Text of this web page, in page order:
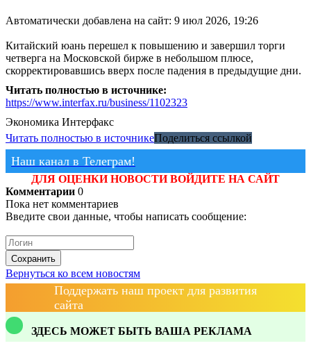
Автоматически добавлена на сайт: 9 июл 2026, 19:26
Китайский юань перешел к повышению и завершил торги
четверга на Московской бирже в небольшом плюсе,
скорректировавшись вверх после падения в предыдущие дни.
Читать полностью в источнике:
https://www.interfax.ru/business/1102323
Экономика Интерфакс
Читать полностью в источникеПоделиться ссылкой
Наш канал в Телеграм!
ДЛЯ ОЦЕНКИ НОВОСТИ ВОЙДИТЕ НА САЙТ
Комментарии 0
Пока нет комментариев
Введите свои данные, чтобы написать сообщение:
Сохранить
Вернуться ко всем новостям
Поддержать наш проект для развития
сайта
ЗДЕСЬ МОЖЕТ БЫТЬ ВАША РЕКЛАМА